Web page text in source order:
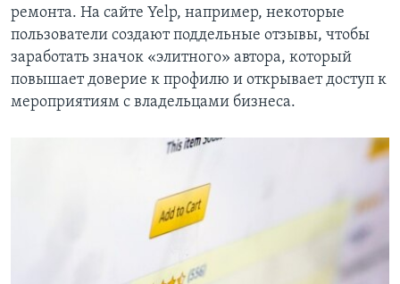
ремонта. На сайте Yelp, например, некоторые
пользователи создают поддельные отзывы, чтобы
заработать значок «элитного» автора, который
повышает доверие к профилю и открывает доступ к
мероприятиям с владельцами бизнеса.